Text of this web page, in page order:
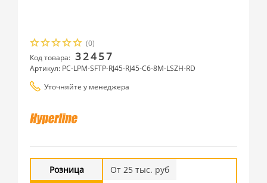
(0)
Код товара: 32457
Артикул: PC-LPM-SFTP-RJ45-RJ45-C6-8M-LSZH-RD
Уточняйте у менеджера
Розница
От 25 тыс. руб